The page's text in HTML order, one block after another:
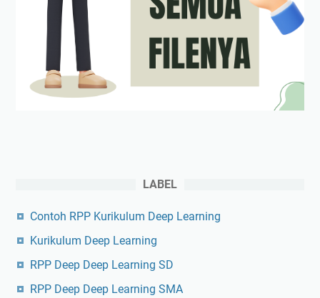
LABEL
Contoh RPP Kurikulum Deep Learning
Kurikulum Deep Learning
RPP Deep Deep Learning SD
RPP Deep Deep Learning SMA